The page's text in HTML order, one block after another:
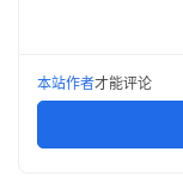
本站作者才能评论